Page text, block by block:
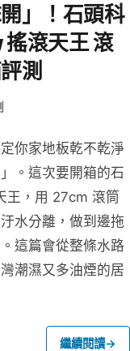
」！石頭科
滾天王 滾
測
你家地板乾不乾淨
。這次要開箱的石
王，用 27cm 滾筒
水分離，做到邊拖
這篇會從整條水路
潮濕又多油煙的居
繼續閱讀→